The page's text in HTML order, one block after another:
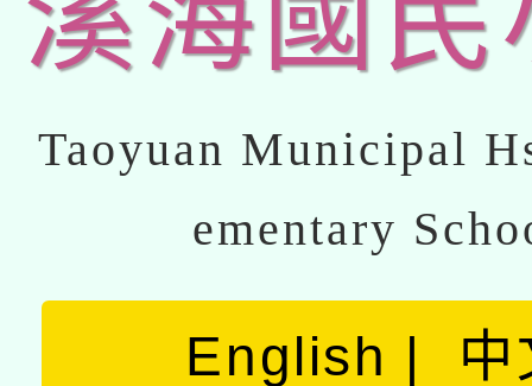
Taoyuan Municipal
ementary
English 中